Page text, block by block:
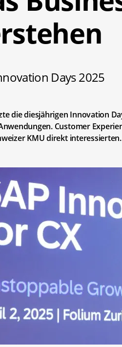
Days 2025
die diesjährigen Innovation
Customer
KMU direkt interessierten.